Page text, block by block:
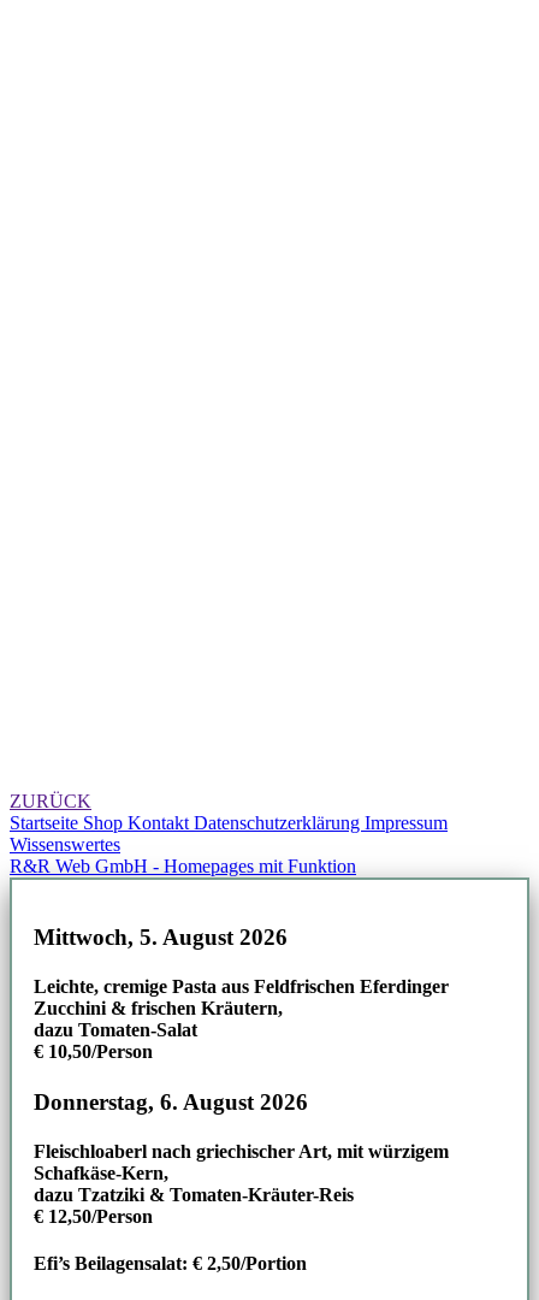
ZURÜCK
Startseite Shop KontaktDatenschutzerklärung Impressum
Wissenswertes
R&R Web GmbH - Homepages mit Funktion
Mittwoch, 5. August 2026
Leichte, cremige Pasta aus Feldfrischen Eferdinger
Zucchini & frischen Kräutern,
dazu Tomaten-Salat
€ 10,50/Person
Donnerstag, 6. August 2026
Fleischloaberl nach griechischer Art, mit würzigem
Schafkäse-Kern,
dazu Tzatziki & Tomaten-Kräuter-Reis
€ 12,50/Person
Efi’s Beilagensalat: € 2,50/Portion